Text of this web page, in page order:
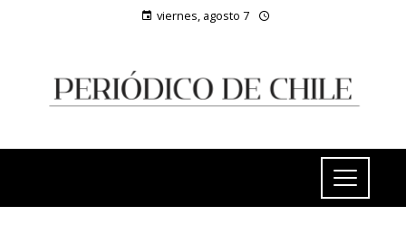
viernes, agosto 7